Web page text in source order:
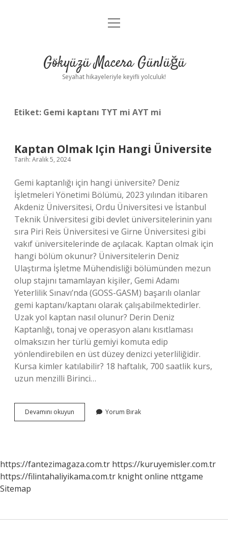
Anasayfa
Yasal Uyarı
menüyü
Gökyüzü Macera Günlüğü
Seyahat hikayeleriyle keyifli yolculuk!
Etiket: Gemi kaptanı TYT mi AYT mi
Kaptan Olmak Için Hangi Üniversite
Tarih: Aralık 5, 2024
Gemi kaptanlığı için hangi üniversite? Deniz
İşletmeleri Yönetimi Bölümü, 2023 yılından itibaren
Akdeniz Üniversitesi, Ordu Üniversitesi ve İstanbul
Teknik Üniversitesi gibi devlet üniversitelerinin yanı
sıra Piri Reis Üniversitesi ve Girne Üniversitesi gibi
vakıf üniversitelerinde de açılacak. Kaptan olmak için
hangi bölüm okunur? Üniversitelerin Deniz
Ulaştırma İşletme Mühendisliği bölümünden mezun
olup stajını tamamlayan kişiler, Gemi Adamı
Yeterlilik Sınavı’nda (GOSS-GASM) başarılı olanlar
gemi kaptanı/kaptanı olarak çalışabilmektedirler.
Uzak yol kaptan nasıl olunur? Derin Deniz
Kaptanlığı, tonaj ve operasyon alanı kısıtlaması
olmaksızın her türlü gemiyi komuta edip
yönlendirebilen en üst düzey denizci yeterliliğidir.
Kursa kimler katılabilir? 18 haftalık, 700 saatlik kurs,
uzun menzilli Birinci…
Devamını okuyun
Olmak
Yorum Bırak
https://fantezimagaza.com.tr https://kuruyemisler.com.tr
https://filintahaliyikama.com.tr knight online nttgame
Sitemap